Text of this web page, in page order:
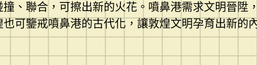
、聯合，可擦出新的火花。噴鼻港需求文明晉
可鑒戒噴鼻港的古代化，讓敦煌文明孕育出新